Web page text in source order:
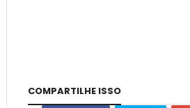
COMPARTILHE ISSO